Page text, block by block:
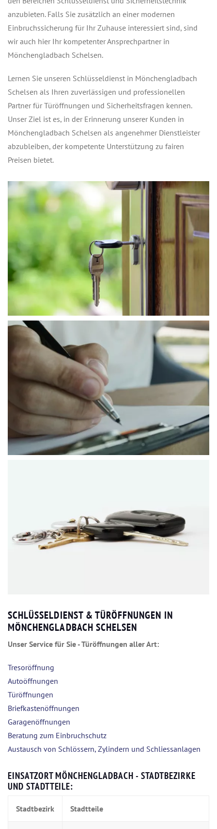
anzubieten. Falls Sie zusätzlich an einer modernen
Einbruchssicherung für Ihr Zuhause interessiert sind, sind
wir auch hier Ihr kompetenter Ansprechpartner in
Mönchengladbach Schelsen.
Lernen Sie unseren Schlüsseldienst in Mönchengladbach
Schelsen als Ihren zuverlässigen und professionellen
Partner für Türöffnungen und Sicherheitsfragen kennen.
Unser Ziel ist es, in der Erinnerung unserer Kunden in
Mönchengladbach Schelsen als angenehmer Dienstleister
abzubleiben, der kompetente Unterstützung zu fairen
Preisen bietet.
SCHLÜSSELDIENST & TÜRÖFFNUNGEN IN
MÖNCHENGLADBACH SCHELSEN
Unser Service für Sie - Türöffnungen aller Art:
Tresoröffnung
Autoöffnungen
Türöffnungen
Briefkastenöffnungen
Garagenöffnungen
Beratung zum Einbruchschutz
Austausch von Schlössern, Zylindern und Schliessanlagen
EINSATZORT MÖNCHENGLADBACH - STADTBEZIRKE
UND STADTTEILE:
Stadtbezirk Stadtteile